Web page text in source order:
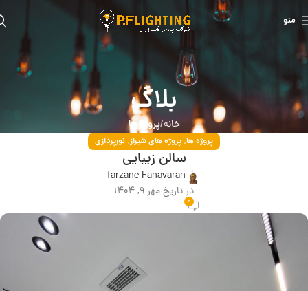
منو
بلاگ
خانه پروژه ها
پروژه ها, پروژه های شیراز, نورپردازی
سالن زیبایی
farzane Fanavaran
در تاریخ مهر 9, 1404
0